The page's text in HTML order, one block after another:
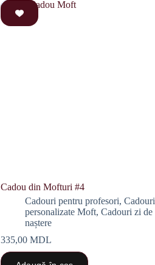
Cadou din Mofturi #4
Cadouri pentru profesori, Cadouri
personalizate Moft, Cadouri zi de
naștere
335,00 MDL